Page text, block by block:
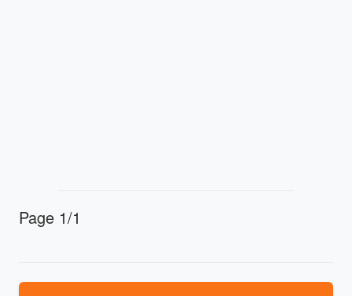
Page 1/1